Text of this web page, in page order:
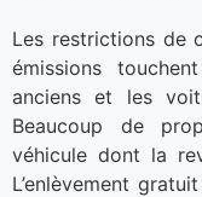
Les restrictions de
émissions
anciens et les
Beaucoup de
véhicule dont la
L’enlèvement